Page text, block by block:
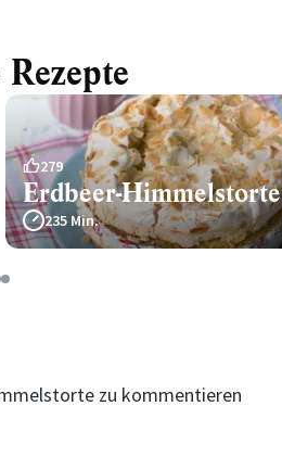
279
Erdbeer-Himmelstorte
235 Min.
3
zu kommentieren